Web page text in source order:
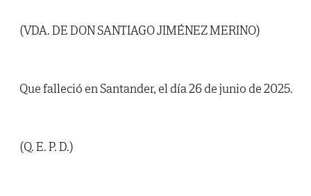
(VDA. DE DON SANTIAGO JIMÉNEZ MERINO)
Que falleció en Santander, el día 26 de junio de 2025.
(Q. E. P. D.)